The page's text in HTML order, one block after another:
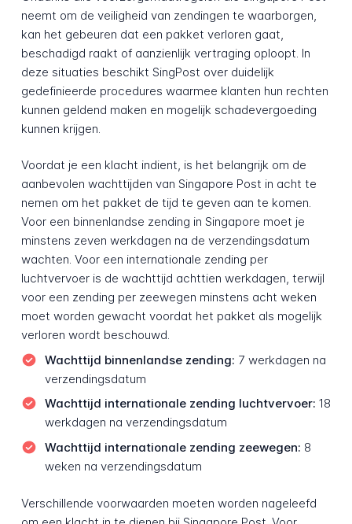
neemt om de veiligheid van zendingen te waarborgen,
kan het gebeuren dat een pakket verloren gaat,
beschadigd raakt of aanzienlijk vertraging oploopt. In
deze situaties beschikt SingPost over duidelijk
gedefinieerde procedures waarmee klanten hun rechten
kunnen geldend maken en mogelijk schadevergoeding
kunnen krijgen.
Voordat je een klacht indient, is het belangrijk om de
aanbevolen wachttijden van Singapore Post in acht te
nemen om het pakket de tijd te geven aan te komen.
Voor een binnenlandse zending in Singapore moet je
minstens zeven werkdagen na de verzendingsdatum
wachten. Voor een internationale zending per
luchtvervoer is de wachttijd achttien werkdagen, terwijl
voor een zending per zeewegen minstens acht weken
moet worden gewacht voordat het pakket als mogelijk
verloren wordt beschouwd.
Wachttijd binnenlandse zending: 7 werkdagen na
verzendingsdatum
Wachttijd internationale zending luchtvervoer: 18
werkdagen na verzendingsdatum
Wachttijd internationale zending zeewegen: 8
weken na verzendingsdatum
Verschillende voorwaarden moeten worden nageleefd